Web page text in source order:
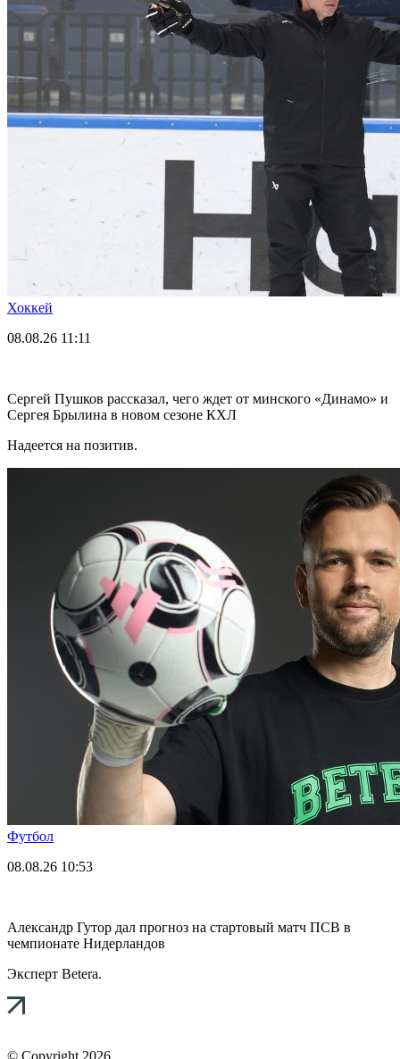
Хоккей
08.08.26 11:11
Сергей Пушков рассказал, чего ждет от минского «Динамо» и
Сергея Брылина в новом сезоне КХЛ
Надеется на позитив.
Футбол
08.08.26 10:53
Александр Гутор дал прогноз на стартовый матч ПСВ в
чемпионате Нидерландов
Эксперт Betera.
© Copyright 2026